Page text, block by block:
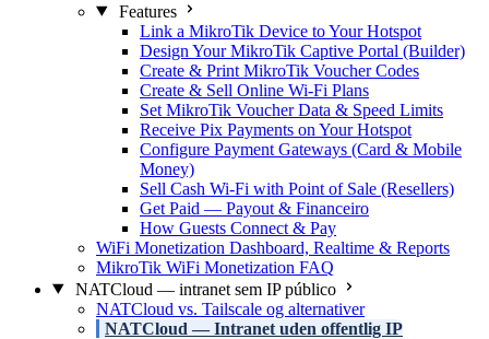
Features
Link a MikroTik Device to Your Hotspot
Design Your MikroTik Captive Portal (Builder)
Create & Print MikroTik Voucher Codes
Create & Sell Online Wi-Fi Plans
Set MikroTik Voucher Data & Speed Limits
Receive Pix Payments on Your Hotspot
Configure Payment Gateways (Card & Mobile
Money)
Sell Cash Wi-Fi with Point of Sale (Resellers)
Get Paid — Payout & Financeiro
How Guests Connect & Pay
WiFi Monetization Dashboard, Realtime & Reports
MikroTik WiFi Monetization FAQ
NATCloud — intranet sem IP público
NATCloud vs. Tailscale og alternativer
NATCloud — Intranet uden offentlig IP